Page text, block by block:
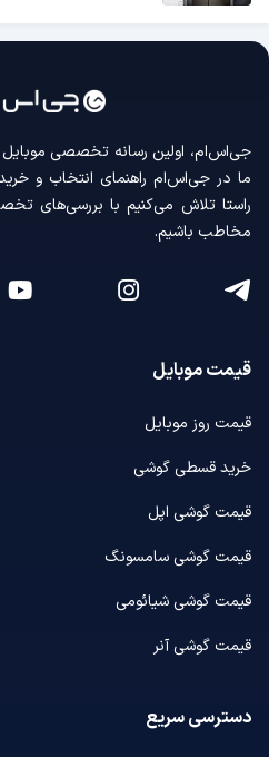
جی‌اس‌ام، اولین رسانه‌ تخصصی
ما در جی‌اس‌ام راهنمای انتخاب و
راستا تلاش می‌کنیم با بررسی‌های
مخاطب باشیم.
قیمت موبایل
قیمت روز موبایل
خرید قسطی گوشی
قیمت گوشی اپل
قیمت گوشی سامسونگ
قیمت گوشی شیائومی
قیمت گوشی آنر
دسترسی سریع